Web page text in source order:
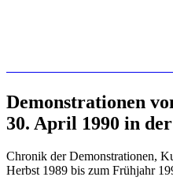
Demonstrationen
30. April 1990 in
Chronik der Demonstrationen,
Herbst 1989 bis zum Frühjahr